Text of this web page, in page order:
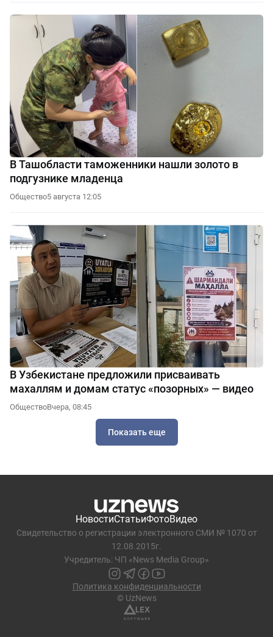
В Ташобласти таможенники нашли золото в
подгузнике младенца
Общество5 августа 12:05
В Узбекистане предложили присваивать
махаллям и домам статус «позорных» — видео
ОбществоВчера, 08:45
Показать еще
НовостиСтатьиФотоВидео
Свидетельство о регистрации электронного СМИ № 1070 от
12.08.2015г.
Учредитель: ЧП «News Media Group»
Политика конфиденциальности
© UzNews